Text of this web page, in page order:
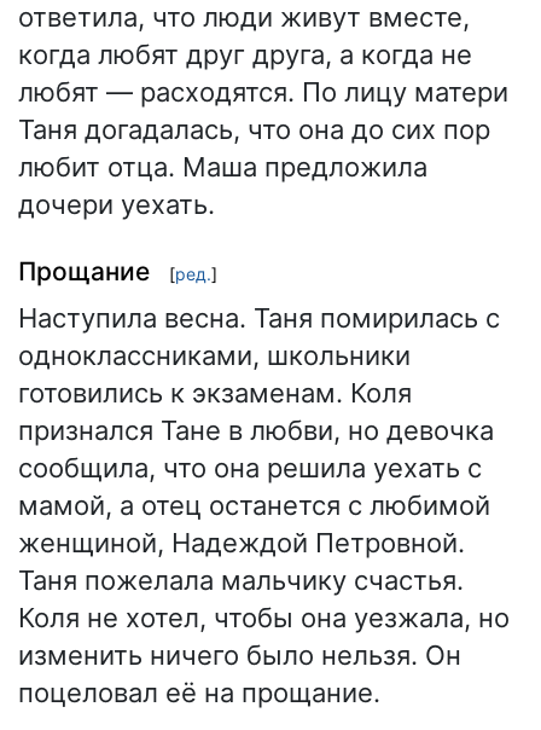
ответила, что люди живут вместе,
когда любят друг друга, а когда не
любят — расходятся. По лицу матери
Таня догадалась, что она до сих пор
любит отца. Маша предложила
дочери уехать.
Прощание [ред.]
Наступила весна. Таня помирилась с
одноклассниками, школьники
готовились к экзаменам. Коля
признался Тане в любви, но девочка
сообщила, что она решила уехать с
мамой, а отец останется с любимой
женщиной, Надеждой Петровной.
Таня пожелала мальчику счастья.
Коля не хотел, чтобы она уезжала, но
изменить ничего было нельзя. Он
поцеловал её на прощание.